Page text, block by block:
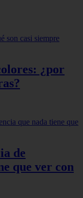
¿por
de
que ver con